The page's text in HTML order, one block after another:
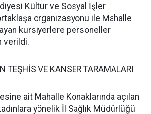
Kültür ve Sosyal İşler
organizasyonu ile Mahalle
kursiyerlere personeller
verildi.
TEŞHİS VE KANSER TARAMALARI
ait Mahalle Konaklarında açılan
yönelik İl Sağlık Müdürlüğü